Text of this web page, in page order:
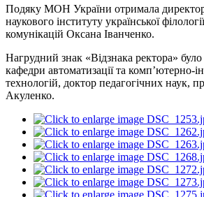
Подяку МОН України отримала
наукового інституту української
комунікацій Оксана Іванченко.
Нагрудний знак «Відзнака ректора»
кафедри автоматизації та комп’ютерно-
технологій, доктор педагогічних наук,
Акуленко.